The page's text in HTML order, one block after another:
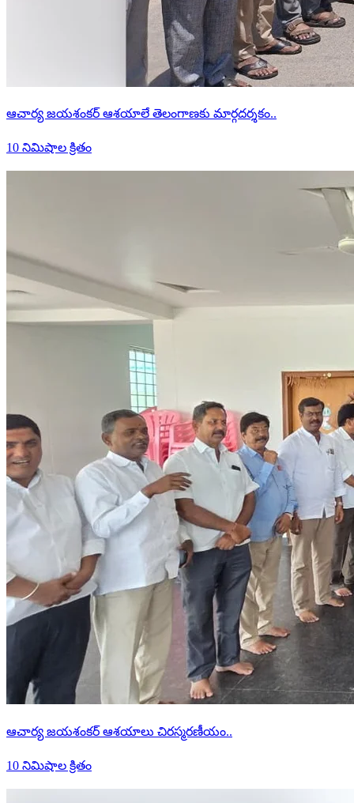
ఆచార్య జయశంకర్ ఆశయాలే తెలంగాణకు మార్గదర్శకం..
10 నిమిషాల క్రితం
ఆచార్య జయశంకర్ ఆశయాలు చిరస్మరణీయం..
10 నిమిషాల క్రితం